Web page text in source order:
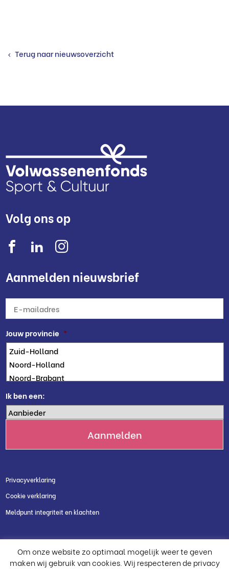
Terug naar nieuwsoverzicht
Volg ons op
Aanmelden nieuwsbrief
mailadres *
Jouw provincie *
Ik ben een:
Privacyverklaring
Cookie verklaring
Meldpunt integriteit en klachten
Om onze website zo optimaal mogelijk weer te geven
maken wij gebruik van cookies. Wij respecteren de privacy